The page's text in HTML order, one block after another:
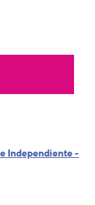
Independiente -